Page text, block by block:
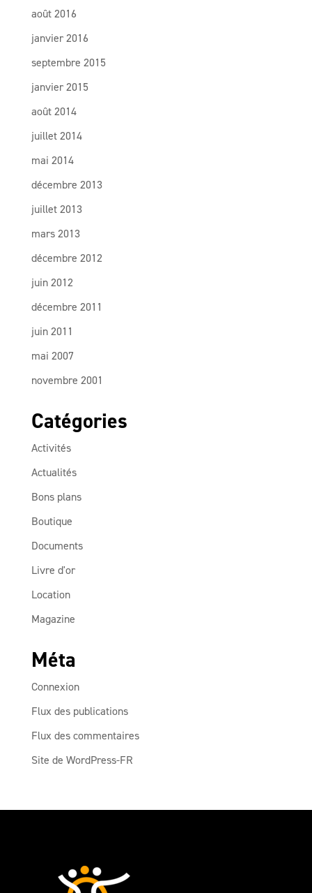
août 2016
janvier 2016
septembre 2015
janvier 2015
août 2014
juillet 2014
mai 2014
décembre 2013
juillet 2013
mars 2013
décembre 2012
juin 2012
décembre 2011
juin 2011
mai 2007
novembre 2001
Catégories
Activités
Actualités
Bons plans
Boutique
Documents
Livre d'or
Location
Magazine
Méta
Connexion
Flux des publications
Flux des commentaires
Site de WordPress-FR